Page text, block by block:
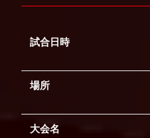
2023
2022
試合日時
場所
大会名